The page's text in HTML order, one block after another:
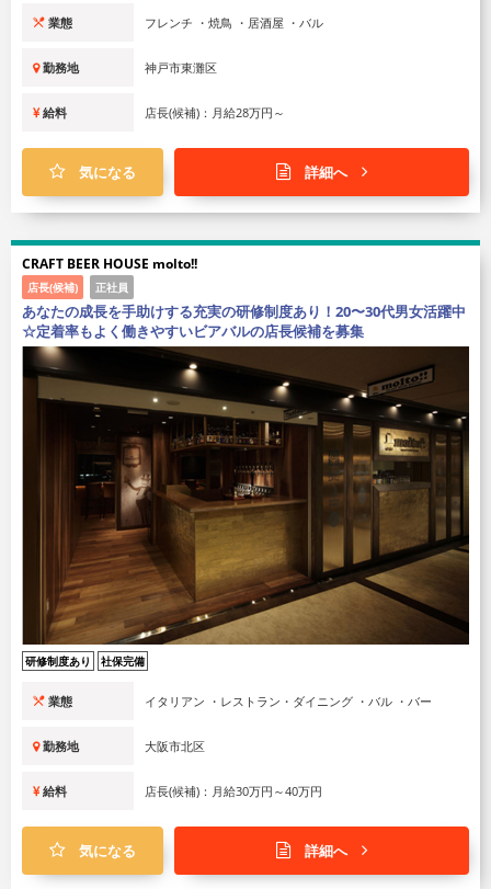
業態 フレンチ ・焼鳥 ・居酒屋 ・バル
勤務地 神戸市東灘区
給料 店長(候補)：月給28万円～
気になる 詳細へ
CRAFT BEER HOUSE molto!!
店長(候補) 正社員
あなたの成長を手助けする充実の研修制度あり！20〜30代男女活躍中
☆定着率もよく働きやすいビアバルの店長候補を募集
研修制度あり 社保完備
業態 イタリアン ・レストラン・ダイニング ・バル ・バー
勤務地 大阪市北区
給料 店長(候補)：月給30万円～40万円
気になる 詳細へ